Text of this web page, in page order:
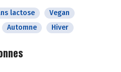
lactose
Vegan
Automne Hiver